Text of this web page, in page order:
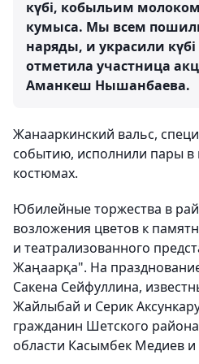
күбі, кобыльим
кумыса. Мы всем
наряды, и украсили
отметила участница
Аманкеш Нышанбаева.
Жанааркинский вальс,
событию, исполнили пары
костюмах.
Юбилейные торжества в
возложения цветов к
и театрализованного
Жаңаарқа". На
Сакена Сейфуллина,
Жайлыбай и Серик
гражданин Шетского
области Касымбек Медиев и